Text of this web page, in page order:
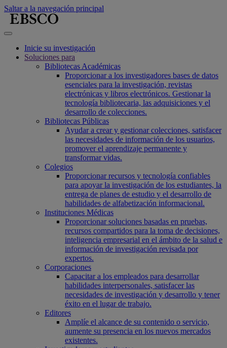
Saltar a la navegación principal
Inicie su investigación
Soluciones para
Bibliotecas Académicas
Proporcionar a los investigadores bases de datos
esenciales para la investigación, revistas
electrónicas y libros electrónicos. Gestionar la
tecnología bibliotecaria, las adquisiciones y el
desarrollo de colecciones.
Bibliotecas Públicas
Ayudar a crear y gestionar colecciones, satisfacer
las necesidades de información de los usuarios,
promover el aprendizaje permanente y
transformar vidas.
Colegios
Proporcionar recursos y tecnología confiables
para apoyar la investigación de los estudiantes, la
entrega de planes de estudio y el desarrollo de
habilidades de alfabetización informacional.
Instituciones Médicas
Proporcionar soluciones basadas en pruebas,
recursos compartidos para la toma de decisiones,
inteligencia empresarial en el ámbito de la salud e
información de investigación revisada por
expertos.
Corporaciones
Capacitar a los empleados para desarrollar
habilidades interpersonales, satisfacer las
necesidades de investigación y desarrollo y tener
éxito en el lugar de trabajo.
Editores
Amplíe el alcance de su contenido o servicio,
aumente su presencia en los nuevos mercados
existentes.